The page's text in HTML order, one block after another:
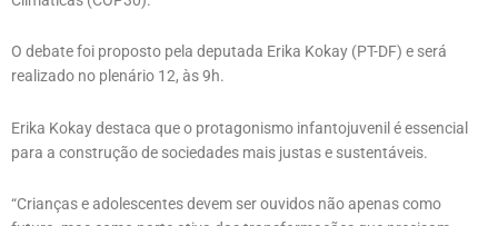
O debate foi proposto pela deputada Erika Kokay (PT-DF) e será
realizado no plenário 12, às 9h.
Erika Kokay destaca que o protagonismo infantojuvenil é essencial
para a construção de sociedades mais justas e sustentáveis.
“Crianças e adolescentes devem ser ouvidos não apenas como